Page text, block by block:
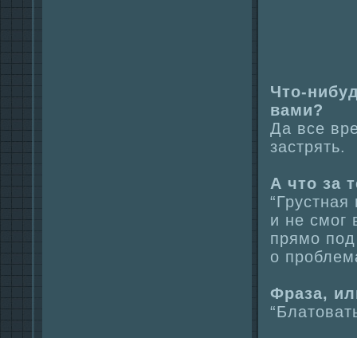
Что-
вами?
Да все
застрять.
А что за
и не смог
прямо
о
Фpaза,